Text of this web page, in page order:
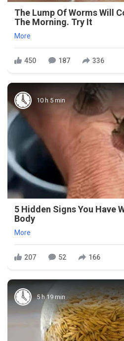
The Lump Of Worms Will
The Morning. Try It
More
450 187 336
10 h 5 min
5 Hidden Signs You Have
Body
More
207 52 166
5 h 19 min